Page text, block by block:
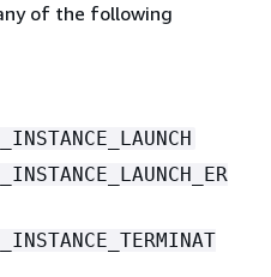
of the following